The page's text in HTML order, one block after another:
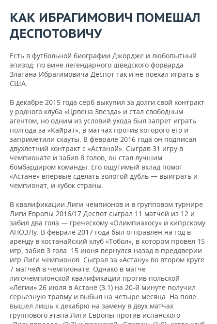
КАК ИБРАГИМОВИЧ ПОМЕШАЛ
ДЕСПОТОВИЧУ
Есть в футбольной биографии Джордже и любопытный
эпизод: по вине легендарного шведского форварда
Златана Ибрагимовича Деспот так и не поехал играть в
США.
В декабре 2015 года серб выкупил за долги свой контракт
у родного клуба «Црвена Звезда» и стал свободным
агентом, но одним из условий ухода был запрет играть
полгода за «Кайрат», в матчах против которого его и
заприметили скауты. В феврале 2016 года он подписал
двухлетний контракт с «Астаной». Сыграв 31 игру в
чемпионате и забив 8 голов, он стал лучшим
бомбардиром команды. Его ощутимый вклад помог
«Астане» впервые сделать золотой дубль — выиграть и
чемпионат, и кубок страны.
В квалификации Лиги чемпионов и в групповом турнире
Лиги Европы 2016/17 Деспот сыграл 11 матчей из 12 и
забил два гола — греческому «Олимпиакосу» и кипрскому
АПОЭЛу. В феврале 2017 года был отправлен на год в
аренду в костанайский клуб «Тобол», в котором провел 15
игр, забив 3 гола. 15 июня вернулся назад в преддверии
игр Лиги чемпионов. Сыграл за «Астану» во втором круге
7 матчей в чемпионате. Однако в матче
лигочемпионской квалификации против польской
«Легии» 26 июля в Астане (3:1) на 20-й минуте получил
серьезную травму и выбыл на четыре месяца. На поле
вышел лишь к декабрю на замену в двух матчах
группового этапа Лиги Европы против испанского